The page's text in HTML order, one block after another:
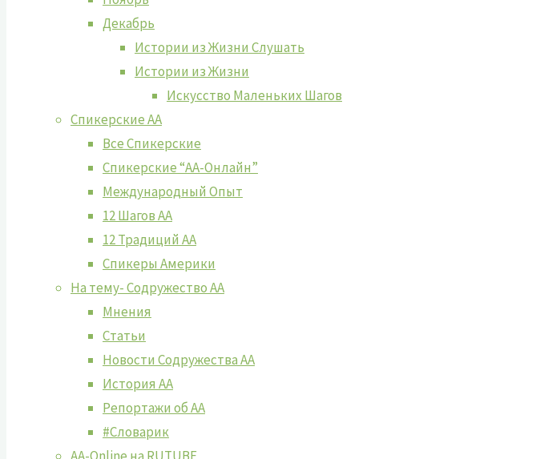
Декабрь
Истории из Жизни Слушать
Истории из Жизни
Искусство Маленьких Шагов
Спикерские АА
Все Спикерские
Спикерские “АА-Онлайн”
Международный Опыт
12 Шагов АА
12 Традиций АА
Спикеры Америки
На тему- Содружество АА
Мнения
Статьи
Новости Содружества АА
История АА
Репортажи об АА
#Словарик